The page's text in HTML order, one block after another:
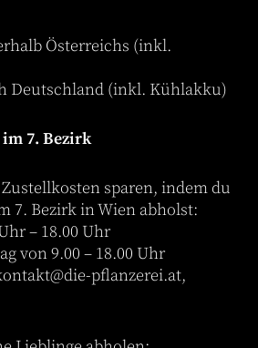
Österreichs (inkl.
Deutschland (inkl. Kühlakku)
7. Bezirk
sparen, indem du
7. Bezirk in Wien abholst:
– 18.00 Uhr
von 9.00 – 18.00 Uhr
pflanzerei.at,